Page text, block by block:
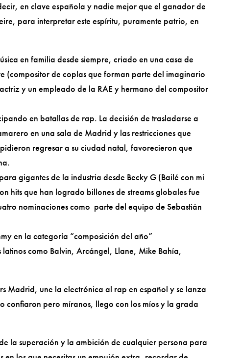
en clave española y nadie mejor que el ganador de
para interpretar este espíritu, puramente patrio, en
en familia desde siempre, criado en una casa de
(compositor de coplas que forman parte del imaginario
y un empleado de la RAE y hermano del compositor
en batallas de rap. La decisión de trasladarse a
en una sala de Madrid y las restricciones que
regresar a su ciudad natal, favorecieron que
gigantes de la industria desde Becky G (Bailé con mi
hits que han logrado billones de streams globales fue
nominaciones como parte del equipo de Sebastián
en la categoría “composición del año”
como Balvin, Arcángel, Llane, Mike Bahía,
Madrid, une la electrónica al rap en español y se lanza
confiaron pero míranos, llego con los míos y la grada
la superación y la ambición de cualquier persona para